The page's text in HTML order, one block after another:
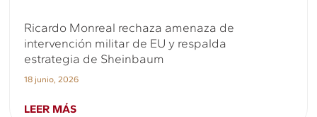
Ricardo Monreal rechaza amenaza de
intervención militar de EU y respalda
estrategia de Sheinbaum
18 junio, 2026
LEER MÁS